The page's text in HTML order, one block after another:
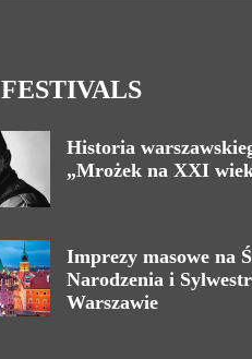
FESTIVALS
Historia
„Mrożek na XXI
Imprezy masowe na
Narodzenia i
Warszawie